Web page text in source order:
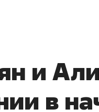
и
в
бизнес может
минимум